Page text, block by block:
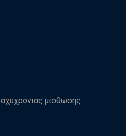
μίσθωσης